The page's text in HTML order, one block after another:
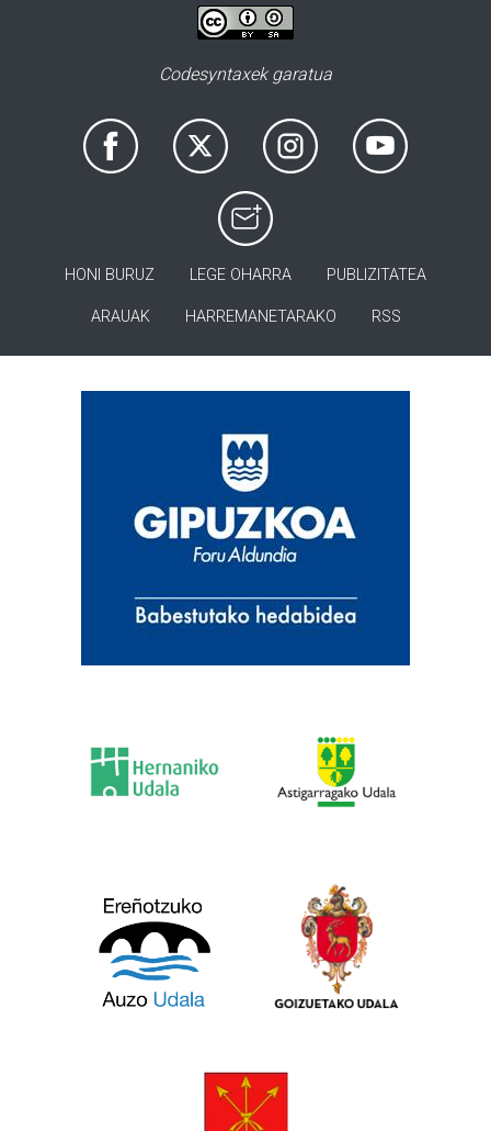
Codesyntaxek garatua
HONI BURUZ LEGE OHARRA PUBLIZITATEA
ARAUAK HARREMANETARAKO RSS